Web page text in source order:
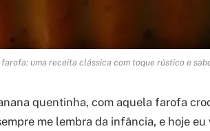
farofa: uma receita clássica com toque rústico e
quentinha, com aquela farofa
me lembra da infância, e hoje eu